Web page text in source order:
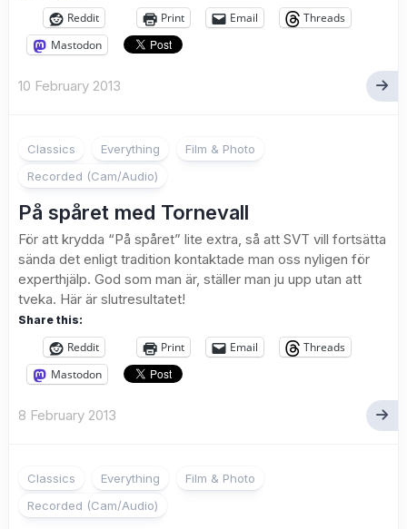
Reddit Print Email
Threads
Mastodon
10 February 2013
Classics Everything
Film & Photo
Recorded (Cam/Audio)
På spåret med Tornevall
För att krydda “På spåret” lite extra, så att SVT vill fortsätta
sända det enligt tradition kontaktade man oss nyligen för
experthjälp. God som man är, ställer man ju upp utan att
tveka. Här är slutresultatet!
Share this:
Reddit Print Email
Threads
Mastodon
8 February 2013
Classics Everything
Film & Photo
Recorded (Cam/Audio)